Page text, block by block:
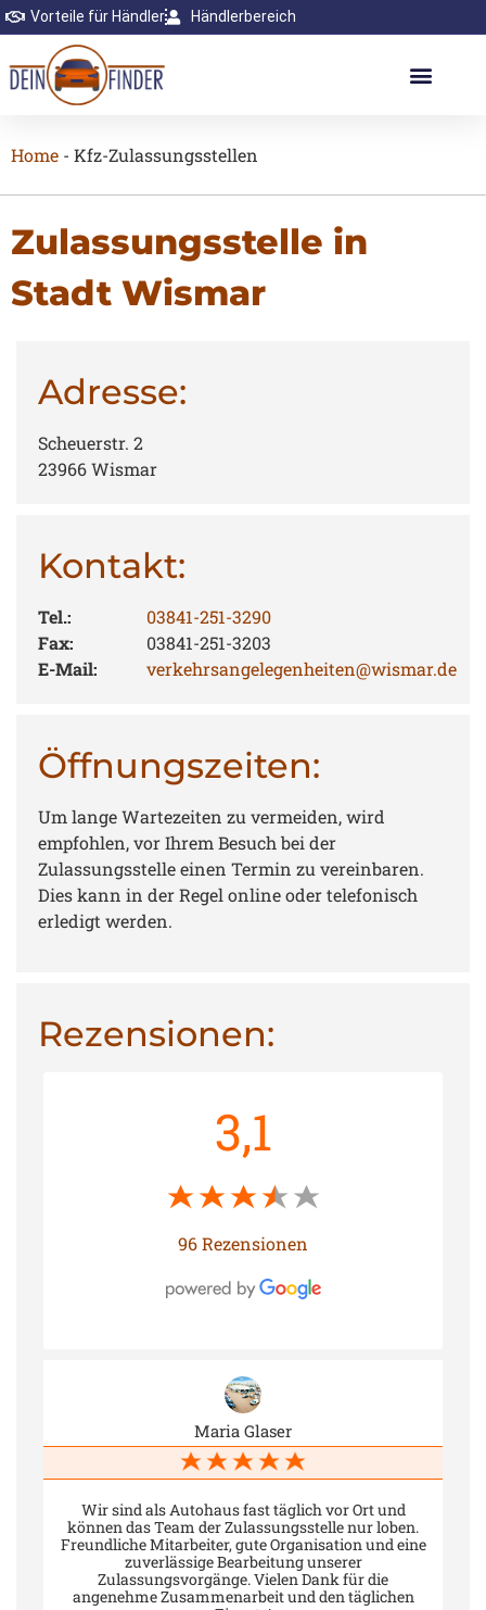
Vorteile für Händler Händlerbereich
Home - Kfz-Zulassungsstellen
Zulassungsstelle in
Stadt Wismar
Adresse:
Scheuerstr. 2
23966 Wismar
Kontakt:
Tel.:
03841-251-3290
Fax:
03841-251-3203
E-Mail:
verkehrsangelegenheiten@wismar.de
Öffnungszeiten:
Um lange Wartezeiten zu vermeiden, wird
empfohlen, vor Ihrem Besuch bei der
Zulassungsstelle einen Termin zu vereinbaren.
Dies kann in der Regel online oder telefonisch
erledigt werden.
Rezensionen:
3,1
96 Rezensionen
Maria Glaser
Wir sind als Autohaus fast täglich vor Ort und
können das Team der Zulassungsstelle nur loben.
Freundliche Mitarbeiter, gute Organisation und eine
zuverlässige Bearbeitung unserer
Zulassungsvorgänge. Vielen Dank für die
angenehme Zusammenarbeit und den täglichen